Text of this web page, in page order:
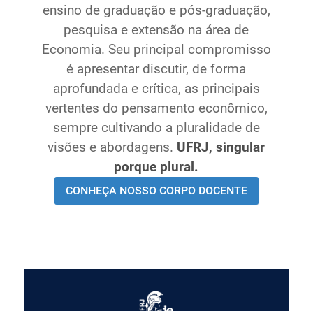
Ministério da Agricultura, Pecuária e Abastecimento
Ministério da Educação
Ministério da Saúde
Ministério de Minas e Energia
Ministério da Ciência, Tecnologia, Inovações e
Comunicações
Ministério do Meio Ambiente
Ministério do Turismo
Ministério do Desenvolvimento Regional
Secretaria de Governo
Gabinete de Segurança Institucional
ensino de graduação e pós-graduação,
pesquisa e extensão na área de
Economia. Seu principal compromisso
é apresentar discutir, de forma
aprofundada e crítica, as principais
vertentes do pensamento econômico,
sempre cultivando a pluralidade de
visões e abordagens. UFRJ, singular
porque plural.
CONHEÇA NOSSO CORPO DOCENTE